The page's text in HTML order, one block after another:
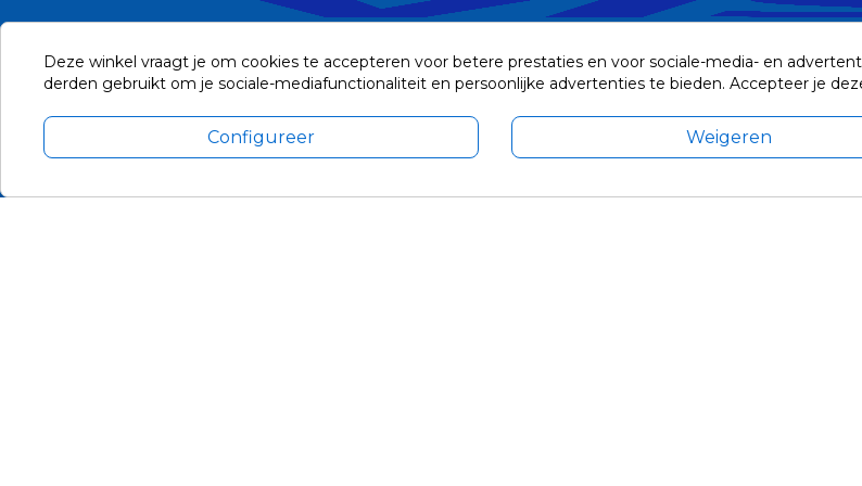
Alle prijzen zijn in Euro, inclusief BTW en andere heffingen en exclusief eventuele verzendkosten.
Deze winkel vraagt je om cookies te accepteren voor betere prestaties en voor sociale-media- en
derden gebruikt om je sociale-mediafunctionaliteit en persoonlijke advertenties te bieden. Accepteer je
Configureer Weigeren